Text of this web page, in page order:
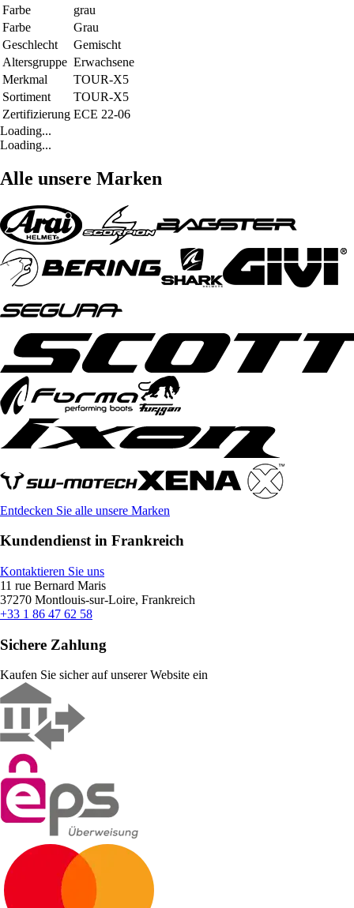
Farbe
grau
Farbe
Grau
Geschlecht
Gemischt
Altersgruppe Erwachsene
Merkmal
TOUR-X5
Sortiment
TOUR-X5
Zertifizierung ECE 22-06
Loading...
Loading...
Alle unsere Marken
Entdecken Sie alle unsere Marken
Kundendienst in Frankreich
Kontaktieren Sie uns
11 rue Bernard Maris
37270 Montlouis-sur-Loire, Frankreich
+33 1 86 47 62 58
Sichere Zahlung
Kaufen Sie sicher auf unserer Website ein